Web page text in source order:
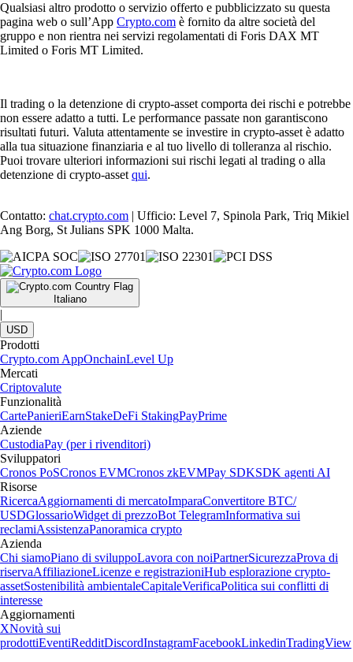
Qualsiasi altro prodotto o servizio offerto e pubblicizzato su questa
pagina web o sull’App Crypto.com è fornito da altre società del
gruppo e non rientra nei servizi regolamentati di Foris DAX MT
Limited o Foris MT Limited.
Il trading o la detenzione di crypto-asset comporta dei rischi e potrebbe
non essere adatto a tutti. Le performance passate non garantiscono
risultati futuri. Valuta attentamente se investire in crypto-asset è adatto
alla tua situazione finanziaria e al tuo livello di tolleranza al rischio.
Puoi trovare ulteriori informazioni sui rischi legati al trading o alla
detenzione di crypto-asset qui.
Contatto: chat.crypto.com | Ufficio: Level 7, Spinola Park, Triq Mikiel
Ang Borg, St Julians SPK 1000 Malta.
Italiano
|
USD
Prodotti
Crypto.com AppOnchainLevel Up
Mercati
Criptovalute
Funzionalità
CartePanieriEarnStakeDeFi StakingPayPrime
Aziende
CustodiaPay (per i rivenditori)
Sviluppatori
Cronos PoSCronos EVMCronos zkEVMPay SDKSDK agenti AI
Risorse
RicercaAggiornamenti di mercatoImparaConvertitore BTC/
USDGlossarioWidget di prezzoBot TelegramInformativa sui
reclamiAssistenzaPanoramica crypto
Azienda
Chi siamoPiano di sviluppoLavora con noiPartnerSicurezzaProva di
riservaAffiliazioneLicenze e registrazioniHub esplorazione crypto-
assetSostenibilità ambientaleCapitaleVerificaPolitica sui conflitti di
interesse
Aggiornamenti
XNovità sui
prodottiEventiRedditDiscordInstagramFacebookLinkedinTradingView